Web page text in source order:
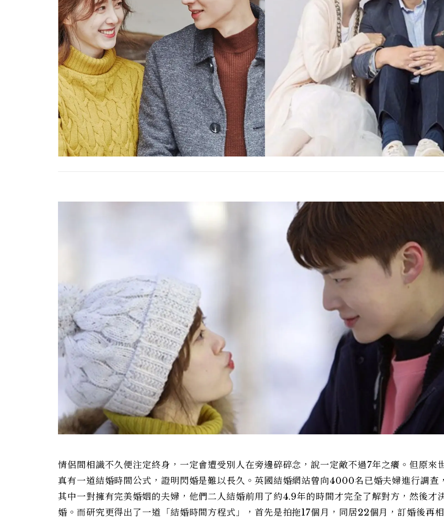
情侶間相識不久便注定終身，一定會遭受別人在旁邊碎碎念，說一定敵不過7年之癢。但原來
真有一道結婚時間公式，證明閃婚是難以長久。英國結婚網站曾向4000名已婚夫婦進行調查
其中一對擁有完美婚姻的夫婦，他們二人結婚前用了約4.9年的時間才完全了解對方，然後才
婚。而研究更得出了一道「結婚時間方程式」，首先是拍拖17個月，同居22個月，訂婚後再